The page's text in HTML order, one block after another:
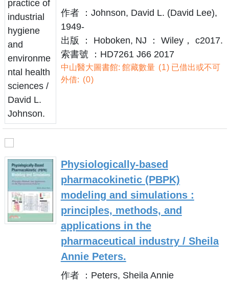
作者 ：Johnson, David L. (David Lee),
1949-
出版 ： Hoboken, NJ ： Wiley， c2017.
索書號 ：HD7261 J66 2017
中山醫大圖書館: 館藏數量 1 已借出或不可
外借:
0
Physiologically-based
pharmacokinetic (PBPK)
modeling and simulations :
principles, methods, and
applications in the
pharmaceutical industry / Sheila
Annie Peters.
作者 ：Peters, Sheila Annie